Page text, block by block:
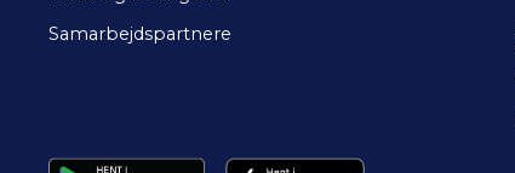
Samarbejdspartnere